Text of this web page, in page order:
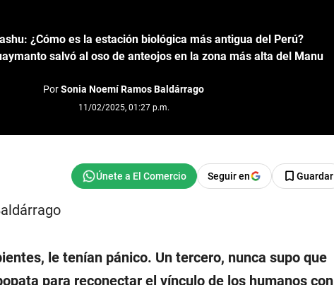
¿Cómo es la estación biológica más antigua del Perú?
salvó al oso de anteojos en la zona más alta del Manu
PorSonia Noemí Ramos Baldárrago
11/02/2025, 01:27 p.m.
Seguir en Guardar
le tenían pánico. Un tercero, nunca supo que
para reconectar el vínculo de los humanos con